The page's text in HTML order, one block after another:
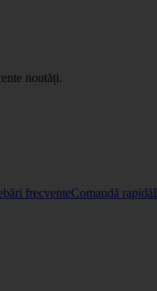
noutăți.
frecventeComandă rapidă